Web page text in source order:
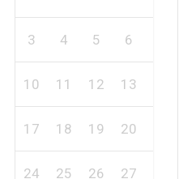
3 4 5 6
10 11 12 13
17 18 19 20
24 25 26 27